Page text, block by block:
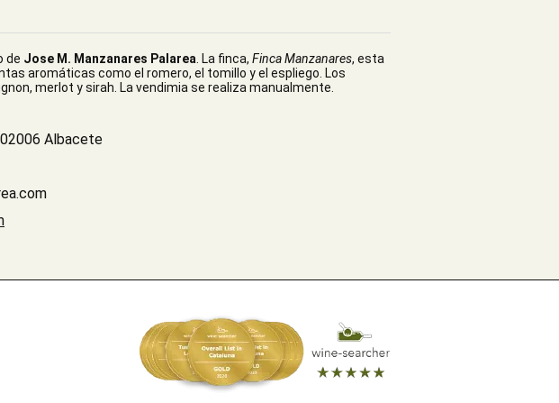
de Jose M. Manzanares Palarea . La finca, Finca Manzanares, esta
aromáticas como el romero, el tomillo y el espliego. Los
merlot y sirah. La vendimia se realiza manualmente.
02006 Albacete